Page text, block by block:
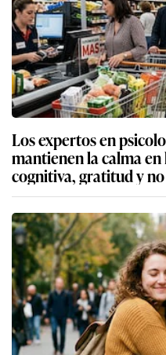
Los expertos en
mantienen la calma
cognitiva, gratitud y